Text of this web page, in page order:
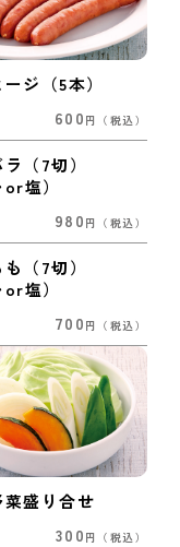
ジ（5本）
600 円 （税込）
（7切）
or塩）
980 円 （税込）
（7切）
or塩）
700 円 （税込）
盛り合せ
300 円 （税込）